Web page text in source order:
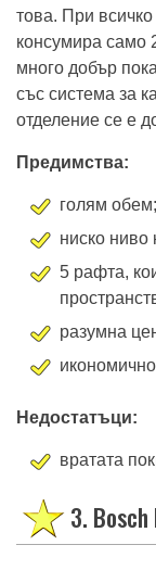
това. При
консумира само
много добър
със система за
отделение се е
Предимства:
голям обем;
ниско
5 рафта,
разумна
Недостатъци:
вратата
3. Bosch